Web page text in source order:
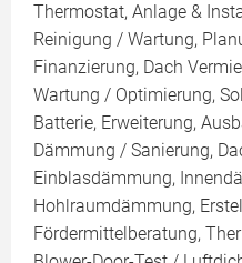
Thermostat, Anlage &
Reinigung / Wartung,
Finanzierung, Dach
Wartung / Optimierung,
Batterie, Erweiterung,
Dämmung / Sanierung,
Einblasdämmung,
Hohlraumdämmung,
Fördermittelberatung,